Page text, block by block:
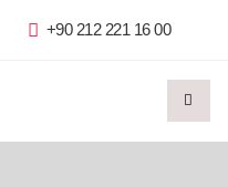
+90 212 221 16 00